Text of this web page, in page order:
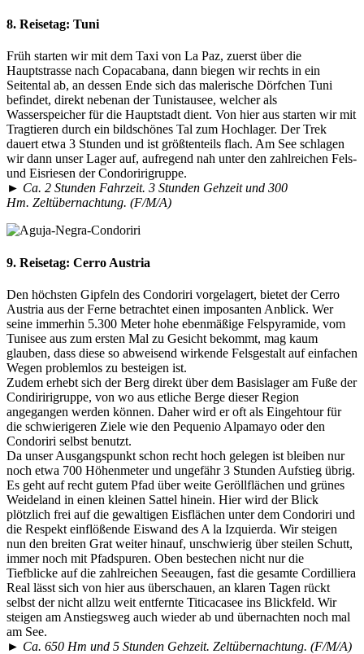
8. Reisetag: Tuni
Früh starten wir mit dem Taxi von La Paz, zuerst über die
Hauptstrasse nach Copacabana, dann biegen wir rechts in ein
Seitental ab, an dessen Ende sich das malerische Dörfchen Tuni
befindet, direkt nebenan der Tunistausee, welcher als
Wasserspeicher für die Hauptstadt dient. Von hier aus starten wir mit
Tragtieren durch ein bildschönes Tal zum Hochlager. Der Trek
dauert etwa 3 Stunden und ist größtenteils flach. Am See schlagen
wir dann unser Lager auf, aufregend nah unter den zahlreichen Fels-
und Eisriesen der Condoririgruppe.
► Ca. 2 Stunden Fahrzeit. 3 Stunden Gehzeit und 300
Hm. Zeltübernachtung. (F/M/A)
9. Reisetag: Cerro Austria
Den höchsten Gipfeln des Condoriri vorgelagert, bietet der Cerro
Austria aus der Ferne betrachtet einen imposanten Anblick. Wer
seine immerhin 5.300 Meter hohe ebenmäßige Felspyramide, vom
Tunisee aus zum ersten Mal zu Gesicht bekommt, mag kaum
glauben, dass diese so abweisend wirkende Felsgestalt auf einfachen
Wegen problemlos zu besteigen ist.
Zudem erhebt sich der Berg direkt über dem Basislager am Fuße der
Condiririgruppe, von wo aus etliche Berge dieser Region
angegangen werden können. Daher wird er oft als Eingehtour für
die schwierigeren Ziele wie den Pequenio Alpamayo oder den
Condoriri selbst benutzt.
Da unser Ausgangspunkt schon recht hoch gelegen ist bleiben nur
noch etwa 700 Höhenmeter und ungefähr 3 Stunden Aufstieg übrig.
Es geht auf recht gutem Pfad über weite Geröllflächen und grünes
Weideland in einen kleinen Sattel hinein. Hier wird der Blick
plötzlich frei auf die gewaltigen Eisflächen unter dem Condoriri und
die Respekt einflößende Eiswand des A la Izquierda. Wir steigen
nun den breiten Grat weiter hinauf, unschwierig über steilen Schutt,
immer noch mit Pfadspuren. Oben bestechen nicht nur die
Tiefblicke auf die zahlreichen Seeaugen, fast die gesamte Cordilliera
Real lässt sich von hier aus überschauen, an klaren Tagen rückt
selbst der nicht allzu weit entfernte Titicacasee ins Blickfeld. Wir
steigen am Anstiegsweg auch wieder ab und übernachten noch mal
am See.
► Ca. 650 Hm und 5 Stunden Gehzeit. Zeltübernachtung. (F/M/A)